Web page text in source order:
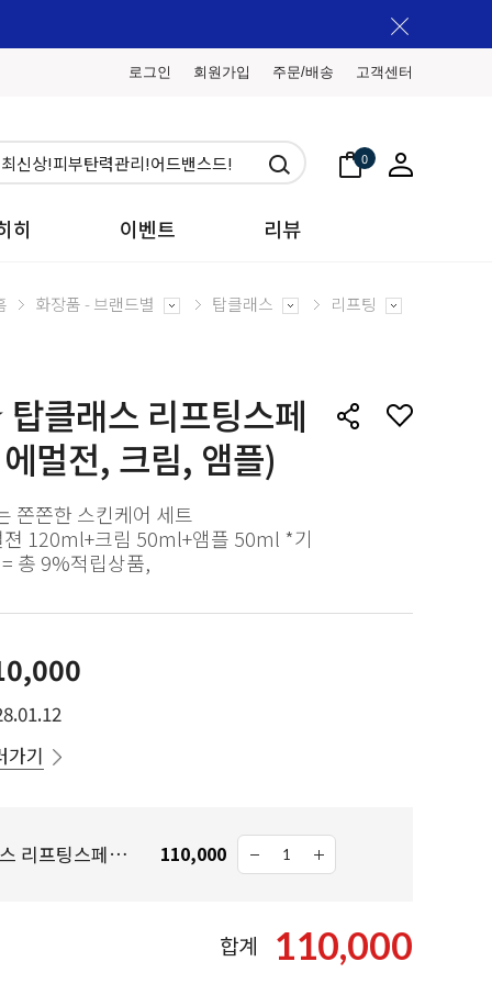
로그인 회원가입 주문/배송 고객센터
0
히 이벤트 리뷰
화장품 - 브랜드별 탑클래스 리프팅
클래스 리프팅스페
멀전, 크림, 앰플)
쫀쫀한 스킨케어 세트
120ml+크림 50ml+앰플 50ml *기
총 9%적립상품,
가기
★적립X3배★ 탑클래스 리프팅스페셜 세트 (스킨, 에멀전, 크림, 앰플) 110,000
합계 110,000